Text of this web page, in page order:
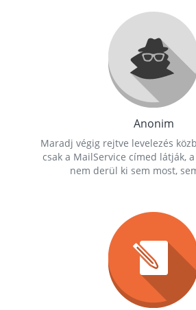
Anonim
Maradj végig rejtve levelezés
csak a MailService címed látják,
nem derül ki sem most,